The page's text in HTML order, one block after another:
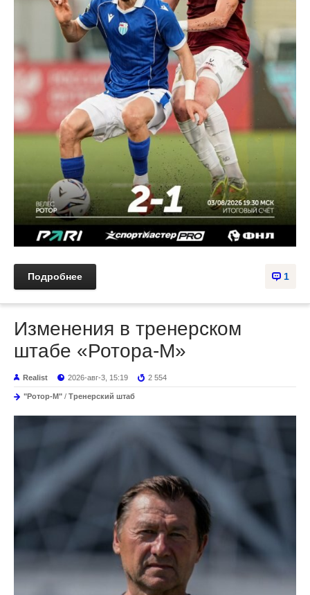
1
Подробнее
Изменения в тренерском
штабе «Ротора-М»
Realist 2026-авг-3, 15:19 2 554
"Ротор-М" / Тренерский штаб